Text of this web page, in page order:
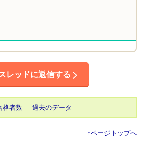
レッドに返信する
格者数 過去のデータ
↑ページトップへ